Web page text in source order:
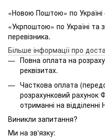
«Новою Поштою» по Україні
«Укрпоштою» по Україні та
перевізника.
Більше інформації про
Повна оплата на
реквізитах.
Часткова оплата
розрахунковий рахунок
отриманні на
Виникли запитання?
Ми на зв'язку: